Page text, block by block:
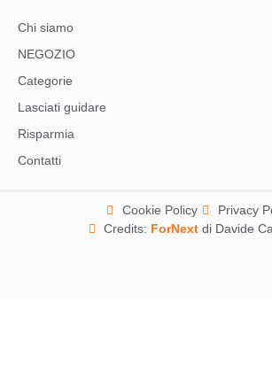
Chi siamo
NEGOZIO
Categorie
Lasciati guidare
Risparmia
Contatti
Cookie Policy
Privacy
Credits: ForNextdi Davide